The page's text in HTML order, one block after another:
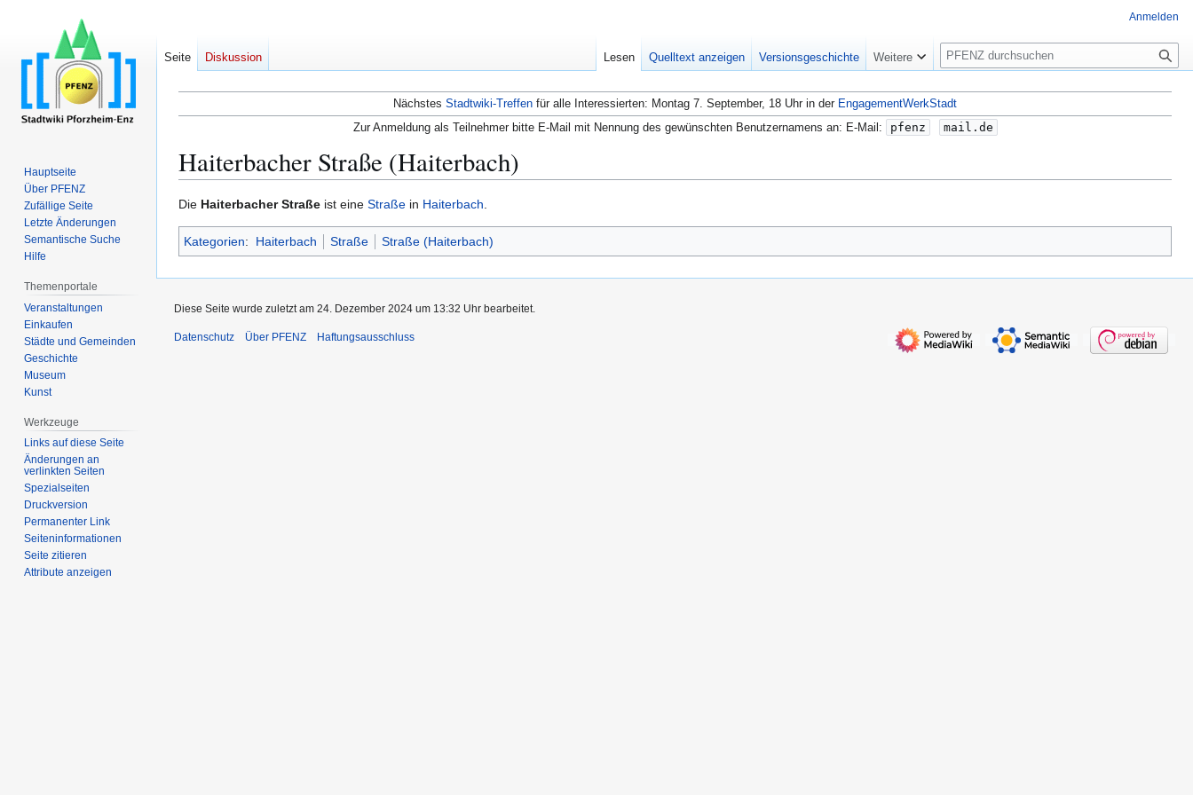
Nächstes Stadtwiki-Treffen für alle Interessierten: Montag 7. September, 18 Uhr in der EngagementWerkStadt
Zur Anmeldung als Teilnehmer bitte E-Mail mit Nennung des gewünschten Benutzernamens an: E-Mail:
pfenz mail.de
Haiterbacher Straße (Haiterbach)
Zur
springen
Zur
springen
Die Haiterbacher Straße ist eine Straße in Haiterbach
Kategorien: Haiterbach Straße Straße (Haiterbach)
Anmelden
Seite Diskussion Lesen Quelltext anzeigen Versionsgeschichte Weitere
S
u
c
h
e
Hauptseite
Über PFENZ
Zufällige Seite
Letzte Änderungen
Semantische Suche
Hilfe
Themenportale
Veranstaltungen
Einkaufen
Städte und Gemeinden
Geschichte
Museum
Kunst
Werkzeuge
Links auf diese Seite
Änderungen an
verlinkten Seiten
Spezialseiten
Druckversion
Permanenter Link
Seiten­­informationen
Seite zitieren
Attribute anzeigen
Diese Seite wurde zuletzt am 24. Dezember 2024 um 13:32 Uhr bearbeitet.
Datenschutz Über PFENZ Haftungsausschluss